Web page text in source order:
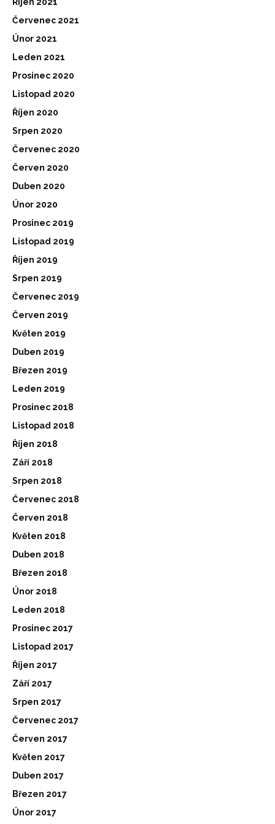
Červenec 2021
Únor 2021
Leden 2021
Prosinec 2020
Listopad 2020
Říjen 2020
Srpen 2020
Červenec 2020
Červen 2020
Duben 2020
Únor 2020
Prosinec 2019
Listopad 2019
Říjen 2019
Srpen 2019
Červenec 2019
Červen 2019
Květen 2019
Duben 2019
Březen 2019
Leden 2019
Prosinec 2018
Listopad 2018
Říjen 2018
Září 2018
Srpen 2018
Červenec 2018
Červen 2018
Květen 2018
Duben 2018
Březen 2018
Únor 2018
Leden 2018
Prosinec 2017
Listopad 2017
Říjen 2017
Září 2017
Srpen 2017
Červenec 2017
Červen 2017
Květen 2017
Duben 2017
Březen 2017
Únor 2017